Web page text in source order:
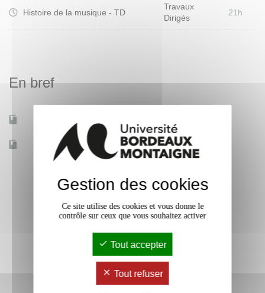
Histoire de la musique - TD
Travaux
Dirigés
21h
En bref
Accessible à distance Non
Gestion des cookies
Ce site utilise des cookies et vous donne le
contrôle sur ceux que vous souhaitez activer
Tout accepter
Tout refuser